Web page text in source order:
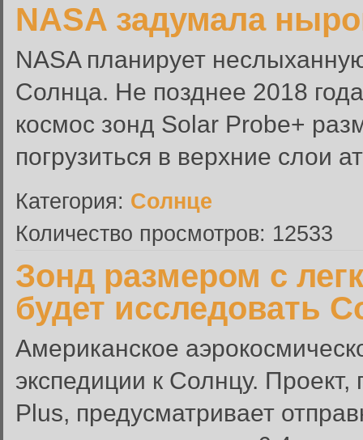
NASA задумала
NASA планирует
Солнца. Не позднее 2018
космос зонд Solar Probe+
погрузиться в верхние слои
Категория: Солнце
Количество просмотров: 12533
Зонд размером с
будет исследовать
Американское
экспедиции к Солнцу.
Plus, предусматривает